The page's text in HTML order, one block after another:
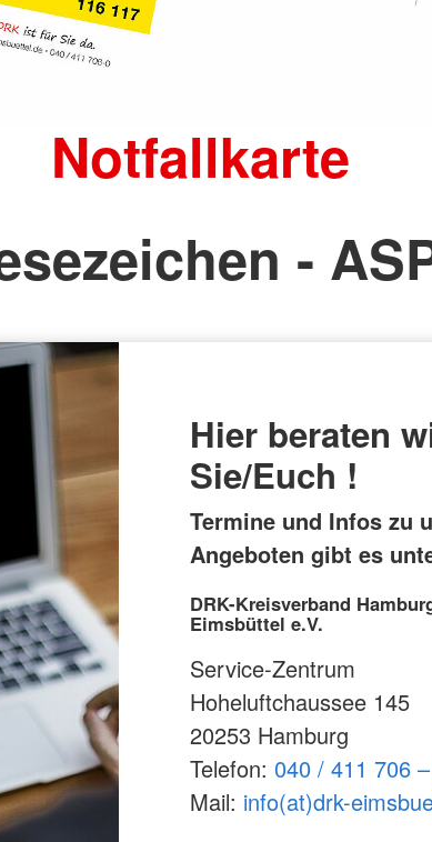
Notfallkarte
-
Hier beraten
Sie/Euch !
Termine und Infos zu
Angeboten gibt es
DRK-Kreisverband
Eimsbüttel e.V.
Service-Zentrum
Hoheluftchaussee 145
20253 Hamburg
Telefon: 040 / 411 706
Mail: info(at)drk-